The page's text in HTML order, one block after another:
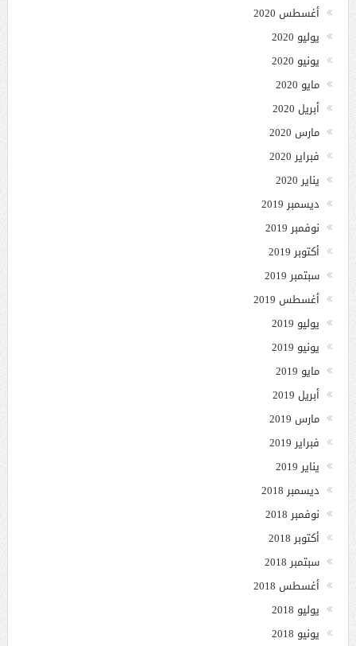
أغسطس 2020
يوليو 2020
يونيو 2020
مايو 2020
أبريل 2020
مارس 2020
فبراير 2020
يناير 2020
ديسمبر 2019
نوفمبر 2019
أكتوبر 2019
سبتمبر 2019
أغسطس 2019
يوليو 2019
يونيو 2019
مايو 2019
أبريل 2019
مارس 2019
فبراير 2019
يناير 2019
ديسمبر 2018
نوفمبر 2018
أكتوبر 2018
سبتمبر 2018
أغسطس 2018
يوليو 2018
يونيو 2018